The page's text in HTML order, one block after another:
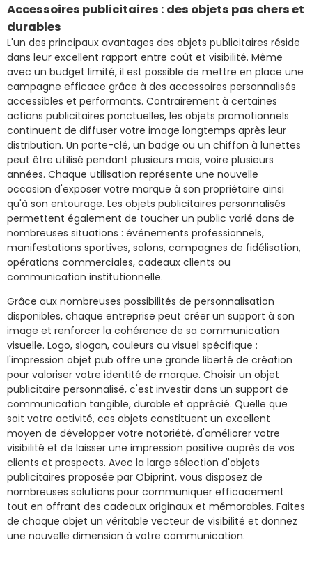
Accessoires publicitaires : des objets pas chers et
durables
L'un des principaux avantages des objets publicitaires réside
dans leur excellent rapport entre coût et visibilité. Même
avec un budget limité, il est possible de mettre en place une
campagne efficace grâce à des accessoires personnalisés
accessibles et performants. Contrairement à certaines
actions publicitaires ponctuelles, les objets promotionnels
continuent de diffuser votre image longtemps après leur
distribution. Un porte-clé, un badge ou un chiffon à lunettes
peut être utilisé pendant plusieurs mois, voire plusieurs
années. Chaque utilisation représente une nouvelle
occasion d'exposer votre marque à son propriétaire ainsi
qu'à son entourage. Les objets publicitaires personnalisés
permettent également de toucher un public varié dans de
nombreuses situations : événements professionnels,
manifestations sportives, salons, campagnes de fidélisation,
opérations commerciales, cadeaux clients ou
communication institutionnelle.
Grâce aux nombreuses possibilités de personnalisation
disponibles, chaque entreprise peut créer un support à son
image et renforcer la cohérence de sa communication
visuelle. Logo, slogan, couleurs ou visuel spécifique :
l'impression objet pub offre une grande liberté de création
pour valoriser votre identité de marque. Choisir un objet
publicitaire personnalisé, c'est investir dans un support de
communication tangible, durable et apprécié. Quelle que
soit votre activité, ces objets constituent un excellent
moyen de développer votre notoriété, d'améliorer votre
visibilité et de laisser une impression positive auprès de vos
clients et prospects. Avec la large sélection d'objets
publicitaires proposée par Obiprint, vous disposez de
nombreuses solutions pour communiquer efficacement
tout en offrant des cadeaux originaux et mémorables. Faites
de chaque objet un véritable vecteur de visibilité et donnez
une nouvelle dimension à votre communication.